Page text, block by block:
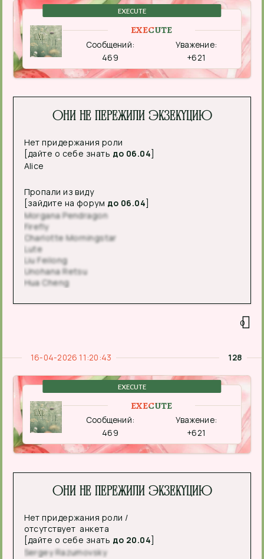
EXECUTE
EXECUTE
Сообщений:
469
Уважение:
+621
Они не пережили экзекуцию
Нет придержания роли
[дайте о себе знать до 06.04]
Alice
Пропали из виду
[зайдите на форум до 06.04]
Morgana Pendragon
Firefly
Charlotte Morningstar
Lute
Liu Feilong
Unohana Retsu
Hua Cheng
0
128
16-04-2026 11:20:43
EXECUTE
EXECUTE
Сообщений:
469
Уважение:
+621
Они не пережили экзекуцию
Нет придержания роли /
отсутствует анкета
[дайте о себе знать до 20.04
Sergey Razumovsky